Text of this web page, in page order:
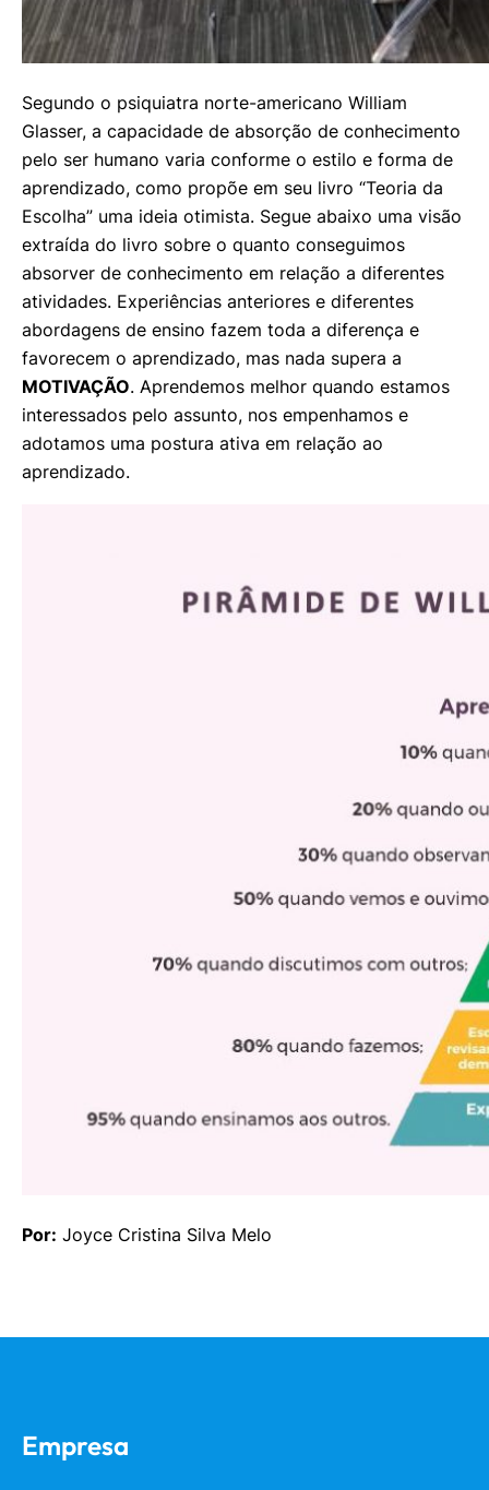
Segundo o psiquiatra norte-americano William
Glasser, a capacidade de absorção de conhecimento
pelo ser humano varia conforme o estilo e forma de
aprendizado, como propõe em seu livro “Teoria da
Escolha” uma ideia otimista. Segue abaixo uma visão
extraída do livro sobre o quanto conseguimos
absorver de conhecimento em relação a diferentes
atividades. Experiências anteriores e diferentes
abordagens de ensino fazem toda a diferença e
favorecem o aprendizado, mas nada supera a
MOTIVAÇÃO. Aprendemos melhor quando estamos
interessados pelo assunto, nos empenhamos e
adotamos uma postura ativa em relação ao
aprendizado.
Por: Joyce Cristina Silva Melo
Empresa